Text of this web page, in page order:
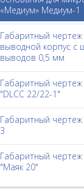
«Медиум» Медиум-1
Габаритный чертеж
выводной корпус с
выводов 0,5 мм
Габаритный чертеж
"DLCC 22/22-1"
Габаритный чертеж
3
Габаритный чертеж
"Маяк 20"